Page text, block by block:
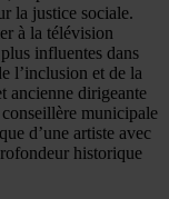
la justice sociale.
à la télévision
influentes dans
l’inclusion et de la
ancienne dirigeante
municipale
d’une artiste avec
historique